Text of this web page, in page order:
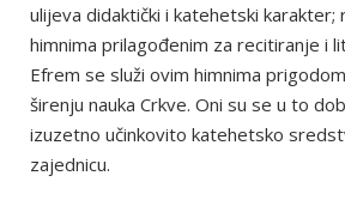
ulijeva didaktički i katehetski karakter;
himnima prilagođenim za recitiranje i
Efrem se služi ovim himnima
širenju nauka Crkve. Oni su se u to
izuzetno učinkovito katehetsko
zajednicu.